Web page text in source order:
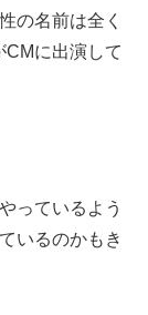
の名前は全く
に出演して
っているよう
いるのかもき